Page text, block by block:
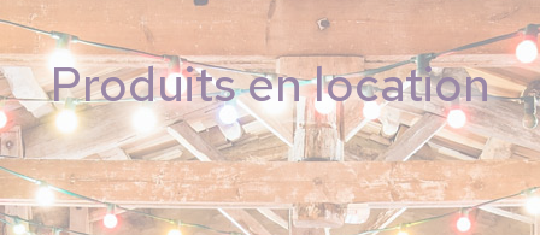
Produits en location